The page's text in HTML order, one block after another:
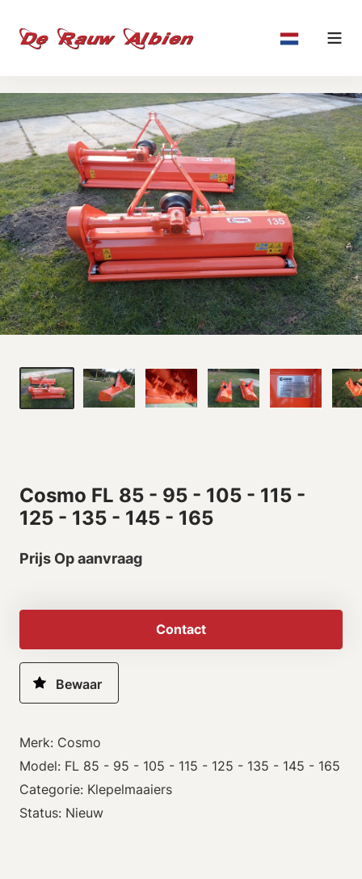
Cosmo FL 85 - 95 - 105 - 115 -
125 - 135 - 145 - 165
Prijs Op aanvraag
Contact
Merk: Cosmo
Model: FL 85 - 95 - 105 - 115 - 125 - 135 - 145 - 165
Categorie: Klepelmaaiers
Status: Nieuw